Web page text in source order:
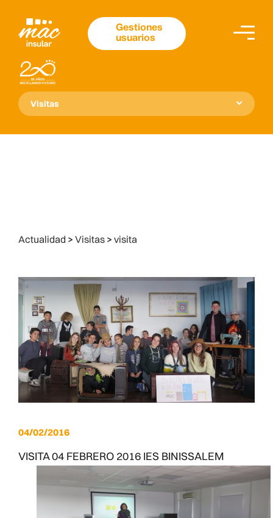
Gestiones
usuarios
Visitas
Actualidad > Visitas > visita
04/02/2016
VISITA 04 FEBRERO 2016 IES BINISSALEM